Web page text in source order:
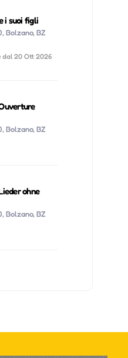
i suoi figli
Bolzano, BZ
dal 20 Ott 2026
Bolzano, BZ
ohne
Bolzano, BZ